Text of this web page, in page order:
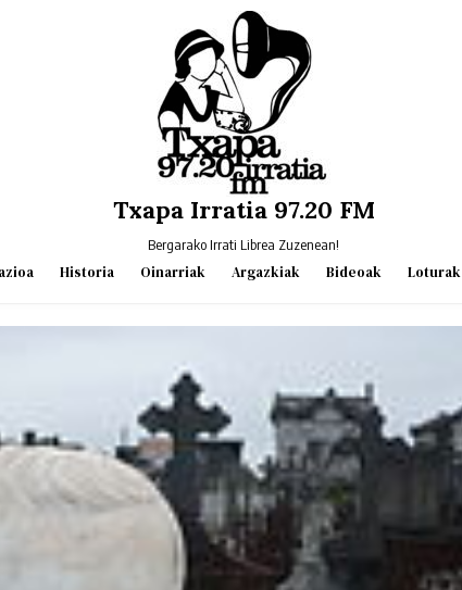
Txapa Irratia 97.20 FM
Bergarako Irrati Librea Zuzenean!
Historia Oinarriak Argazkiak Bideoak Loturak